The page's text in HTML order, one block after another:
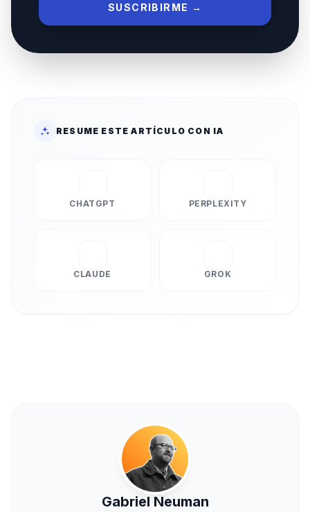
SUSCRIBIRME →
RESUME ESTE ARTÍCULO CON IA
CHATGPT PERPLEXITY
CLAUDE GROK
Gabriel Neuman